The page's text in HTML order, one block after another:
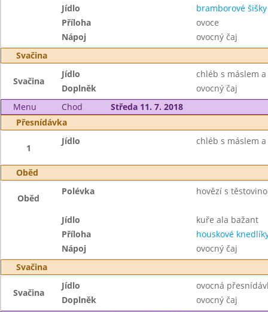
Jídlo
bramborové
Příloha
ovoce
Nápoj
ovocný čaj
Svačina
Svačina
Jídlo
chléb s máslem
Doplněk
ovocný čaj
Menu
Chod
Středa 11. 7. 2018
Přesnídávka
1
Jídlo chléb s máslem
Oběd
Oběd
Polévka hovězí s
Jídlo
kuře ala bažant
Příloha
houskové
Nápoj
ovocný čaj
Svačina
Svačina
Jídlo
ovocná
Doplněk
ovocný čaj